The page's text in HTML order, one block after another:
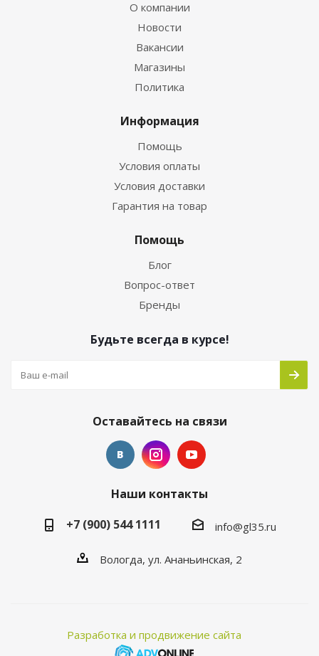
О компании
Новости
Вакансии
Магазины
Политика
Информация
Помощь
Условия оплаты
Условия доставки
Гарантия на товар
Помощь
Блог
Вопрос-ответ
Бренды
Будьте всегда в курсе!
Оставайтесь на связи
Наши контакты
+7 (900) 544 1111
info@gl35.ru
Вологда, ул. Ананьинская, 2
Разработка и продвижение сайта